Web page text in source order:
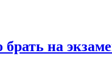
брать на